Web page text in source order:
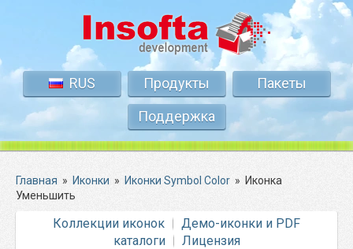
RUS Продукты
Пакеты
Поддержка
Главная » Иконки » Иконки Symbol Color » Иконка
Уменьшить
Коллекции иконок
Демо-иконки и PDF
каталоги
Лицензия